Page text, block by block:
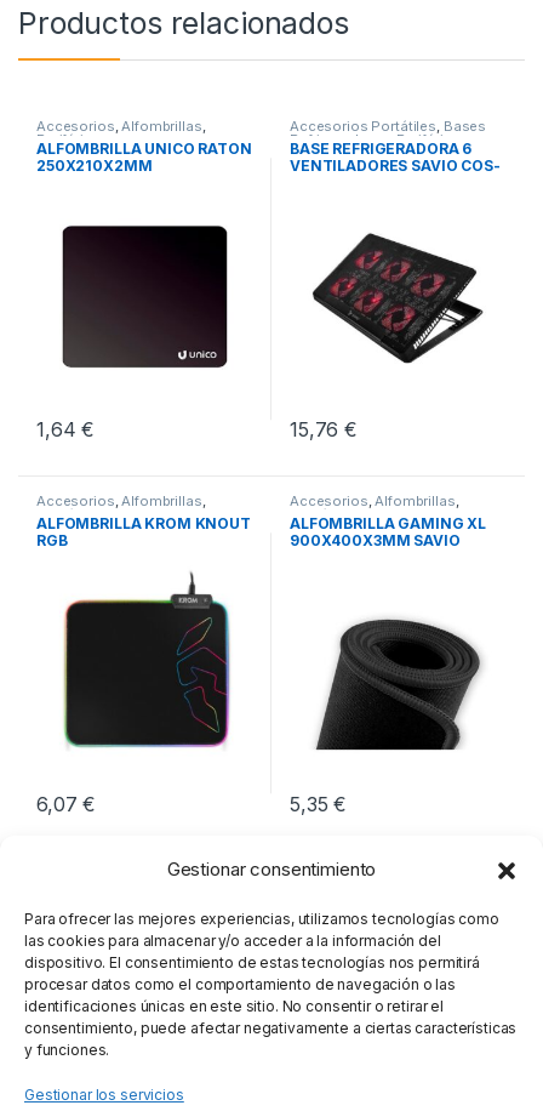
Gestionar consentimiento
Para ofrecer las mejores experiencias, utilizamos tecnologías como
las cookies para almacenar y/o acceder a la información del
dispositivo. El consentimiento de estas tecnologías nos permitirá
procesar datos como el comportamiento de navegación o las
identificaciones únicas en este sitio. No consentir o retirar el
consentimiento, puede afectar negativamente a ciertas características
y funciones.
Gestionar los servicios
Productos relacionados
Accesorios,Alfombrillas,
Periféricos
ALFOMBRILLA UNICO RATON
250X210X2MM
1,64€
Accesorios Portátiles, Bases
Refrigeradoras,Periféricos
BASE REFRIGERADORA 6
VENTILADORES SAVIO COS-
15,76€
Accesorios,Alfombrillas,
Periféricos
ALFOMBRILLA KROM KNOUT
RGB
6,07€
Accesorios,Alfombrillas,
Periféricos
ALFOMBRILLA GAMING XL
900X400X3MM SAVIO
5,35€